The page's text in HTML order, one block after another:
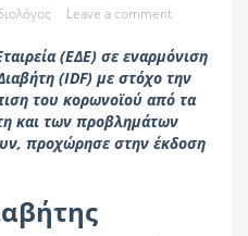
Leave a comment
(ΕΔΕ) σε εναρμόνιση
(IDF) με στόχο την
του κορωνοϊού από τα
και των προβλημάτων
προχώρησε στην έκδοση